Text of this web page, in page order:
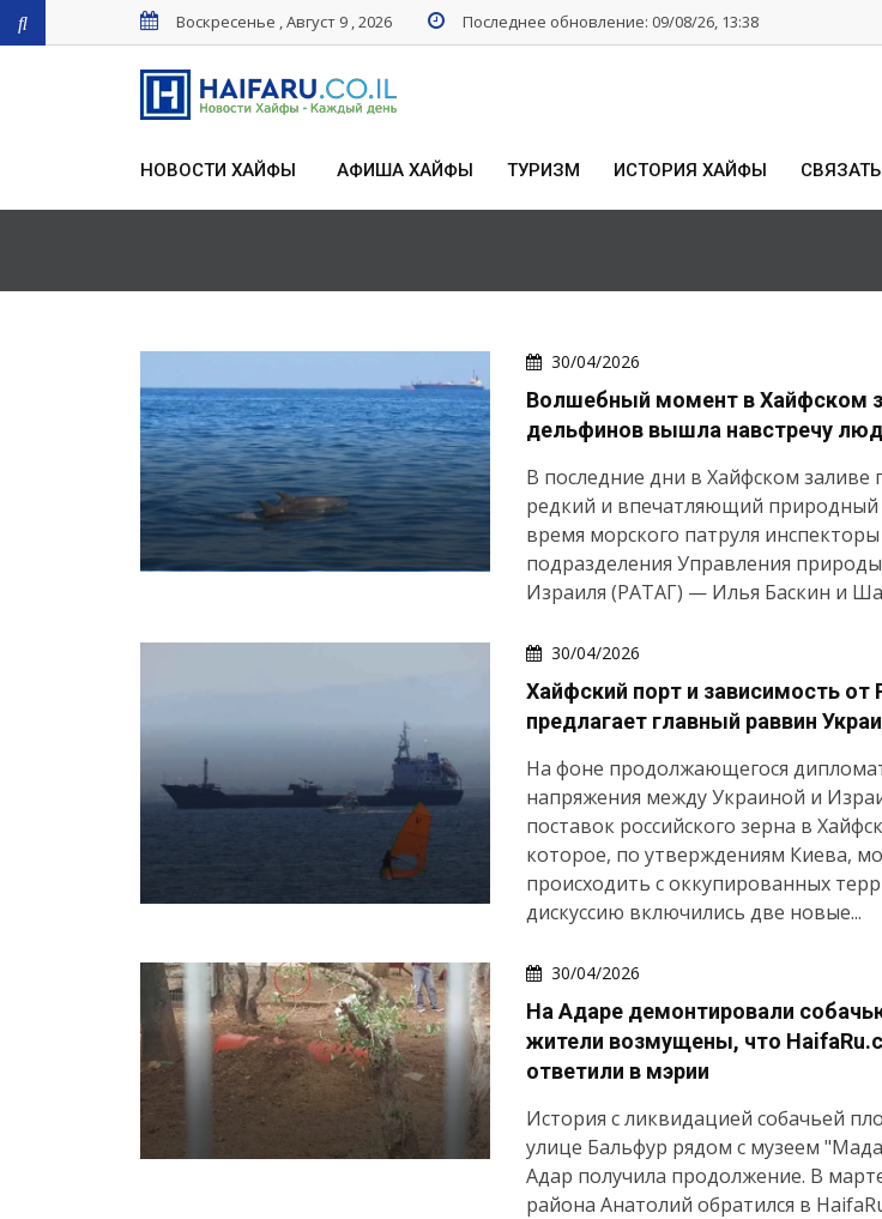
Воскресенье , Август 9 , 2026 Последнее обновление: 09/08/26, 13:38
НОВОСТИ ХАЙФЫ АФИША ХАЙФЫ ТУРИЗМ ИСТОРИЯ ХАЙФЫ
30/04/2026
Волшебный момент в Хайфском
дельфинов вышла навстречу
В последние дни в Хайфском заливе
редкий и впечатляющий природный
время морского патруля
подразделения Управления
Израиля (РАТАГ) — Илья Баскин и
30/04/2026
Хайфский порт и зависимость от
предлагает главный раввин
На фоне продолжающегося
напряжения между Украиной и
поставок российского зерна в
которое, по утверждениям Киева,
происходить с оккупированных
дискуссию включились две новые...
30/04/2026
На Адаре демонтировали
жители возмущены, что
ответили в мэрии
История с ликвидацией собачьей
улице Бальфур рядом с музеем
Адар получила продолжение. В
района Анатолий обратился в